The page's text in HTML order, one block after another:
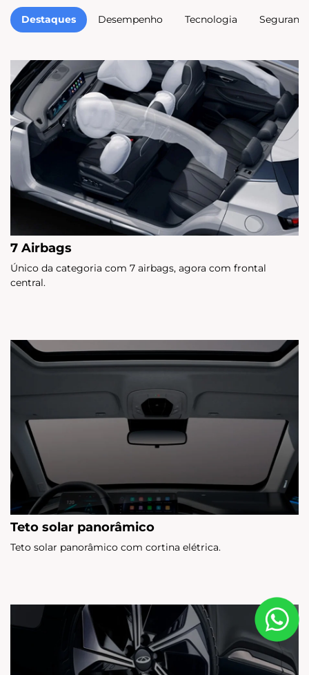
Destaques Desempenho Tecnologia
7 Airbags
Único da categoria com 7 airbags, agora com frontal
central.
Teto solar panorâmico
Teto solar panorâmico com cortina elétrica.